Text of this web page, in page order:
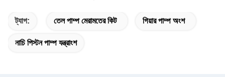
ট্যাগ: তেল পাম্প মেরামতের কিট গিয়ার পাম্প অংশ
নাচি পিস্টন পাম্প যন্ত্রাংশ